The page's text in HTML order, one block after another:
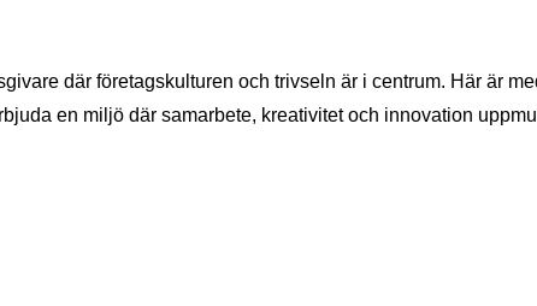
där företagskulturen och trivseln är i centrum. Här är
en miljö där samarbete, kreativitet och innovation